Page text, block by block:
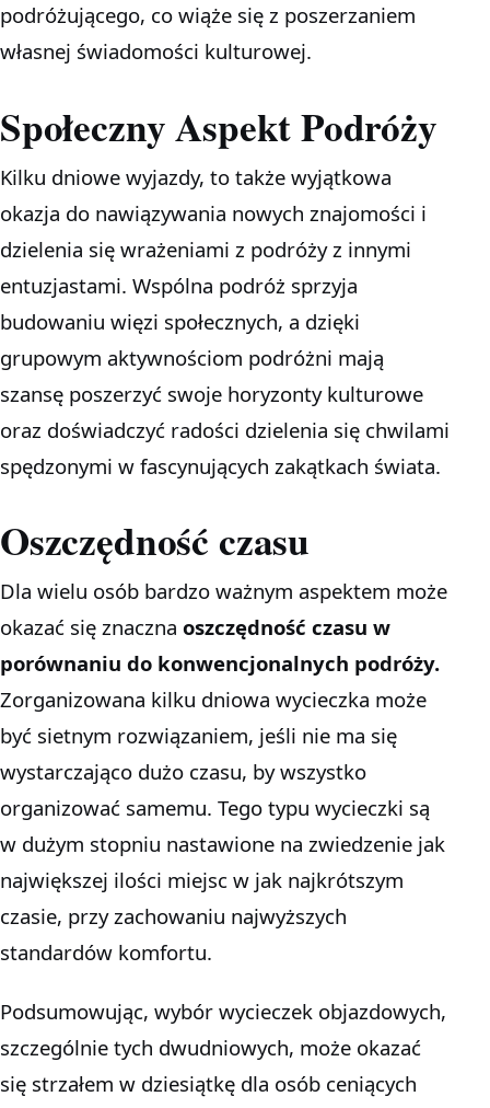
podróżującego, co wiąże się z poszerzaniem
własnej świadomości kulturowej.
Społeczny Aspekt Podróży
Kilku dniowe wyjazdy, to także wyjątkowa
okazja do nawiązywania nowych znajomości i
dzielenia się wrażeniami z podróży z innymi
entuzjastami. Wspólna podróż sprzyja
budowaniu więzi społecznych, a dzięki
grupowym aktywnościom podróżni mają
szansę poszerzyć swoje horyzonty kulturowe
oraz doświadczyć radości dzielenia się chwilami
spędzonymi w fascynujących zakątkach świata.
Oszczędność czasu
Dla wielu osób bardzo ważnym aspektem może
okazać się znaczna oszczędność czasu w
porównaniu do konwencjonalnych podróży.
Zorganizowana kilku dniowa wycieczka może
być sietnym rozwiązaniem, jeśli nie ma się
wystarczająco dużo czasu, by wszystko
organizować samemu. Tego typu wycieczki są
w dużym stopniu nastawione na zwiedzenie jak
największej ilości miejsc w jak najkrótszym
czasie, przy zachowaniu najwyższych
standardów komfortu.
Podsumowując, wybór wycieczek objazdowych,
szczególnie tych dwudniowych, może okazać
się strzałem w dziesiątkę dla osób ceniących